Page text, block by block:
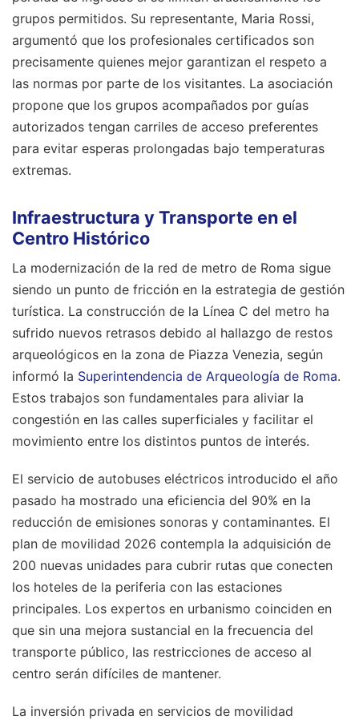
grupos permitidos. Su representante, Maria Rossi,
argumentó que los profesionales certificados son
precisamente quienes mejor garantizan el respeto a
las normas por parte de los visitantes. La asociación
propone que los grupos acompañados por guías
autorizados tengan carriles de acceso preferentes
para evitar esperas prolongadas bajo temperaturas
extremas.
Infraestructura y Transporte en el
Centro Histórico
La modernización de la red de metro de Roma sigue
siendo un punto de fricción en la estrategia de gestión
turística. La construcción de la Línea C del metro ha
sufrido nuevos retrasos debido al hallazgo de restos
arqueológicos en la zona de Piazza Venezia, según
informó la Superintendencia de Arqueología de Roma.
Estos trabajos son fundamentales para aliviar la
congestión en las calles superficiales y facilitar el
movimiento entre los distintos puntos de interés.
El servicio de autobuses eléctricos introducido el año
pasado ha mostrado una eficiencia del 90% en la
reducción de emisiones sonoras y contaminantes. El
plan de movilidad 2026 contempla la adquisición de
200 nuevas unidades para cubrir rutas que conecten
los hoteles de la periferia con las estaciones
principales. Los expertos en urbanismo coinciden en
que sin una mejora sustancial en la frecuencia del
transporte público, las restricciones de acceso al
centro serán difíciles de mantener.
La inversión privada en servicios de movilidad